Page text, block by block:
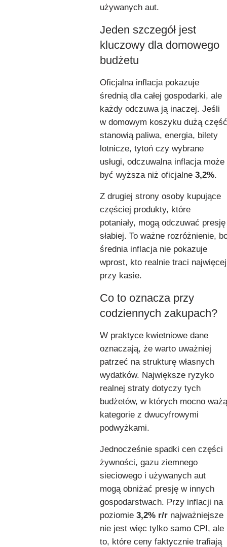
używanych aut.
Jeden szczegół jest
kluczowy dla domowego
budżetu
Oficjalna inflacja pokazuje
średnią dla całej gospodarki, ale
każdy odczuwa ją inaczej. Jeśli
w domowym koszyku dużą część
stanowią paliwa, energia, bilety
lotnicze, tytoń czy wybrane
usługi, odczuwalna inflacja może
być wyższa niż oficjalne 3,2%.
Z drugiej strony osoby kupujące
częściej produkty, które
potaniały, mogą odczuwać presję
słabiej. To ważne rozróżnienie,
średnia inflacja nie pokazuje
wprost, kto realnie traci najwięcej
przy kasie.
Co to oznacza przy
codziennych zakupach?
W praktyce kwietniowe dane
oznaczają, że warto uważniej
patrzeć na strukturę własnych
wydatków. Największe ryzyko
realnej straty dotyczy tych
budżetów, w których mocno ważą
kategorie z dwucyfrowymi
podwyżkami.
Jednocześnie spadki cen części
żywności, gazu ziemnego
sieciowego i używanych aut
mogą obniżać presję w innych
gospodarstwach. Przy inflacji na
poziomie 3,2% r/r najważniejsze
nie jest więc tylko samo CPI, ale
to, które ceny faktycznie trafiają